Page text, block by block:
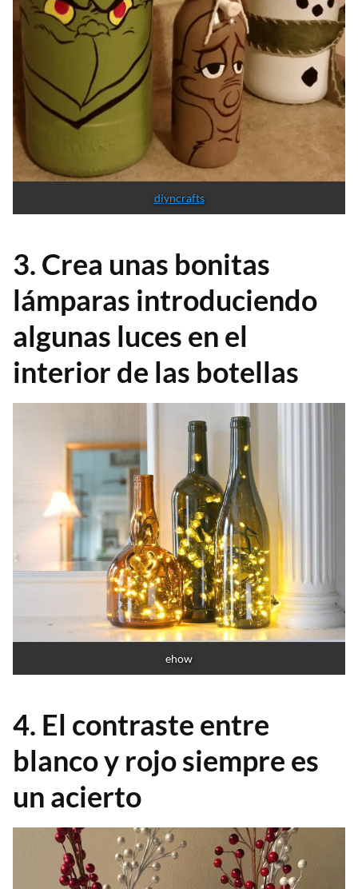
diyncrafts
3. Crea unas bonitas
lámparas introduciendo
algunas luces en el
interior de las botellas
ehow
4. El contraste entre
blanco y rojo siempre es
un acierto